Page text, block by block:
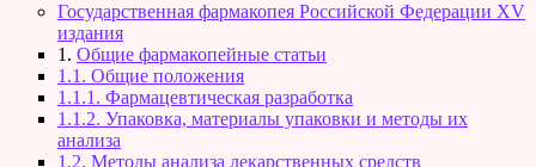
Государственная фармакопея Российской Федерации XV
издания
1. Общие фармакопейные статьи
1.1. Общие положения
1.1.1. Фармацевтическая разработка
1.1.2. Упаковка, материалы упаковки и методы их
анализа
1.2. Методы анализа лекарственных средств